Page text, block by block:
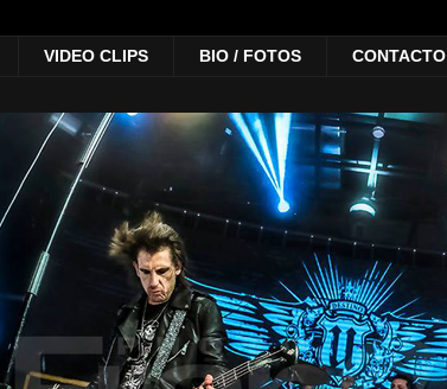
VIDEO CLIPS BIO / FOTOS CONTACTO